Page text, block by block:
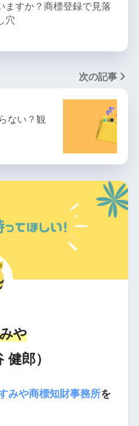
ますか？商標登録で見落
穴
次の記事
ない？観
や
健郎）
みや商標知財事務所を